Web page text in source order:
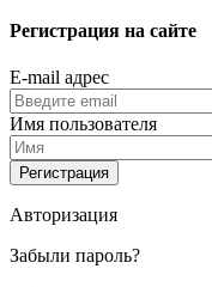
Регистрация на сайте
E-mail адрес
Имя пользователя
Авторизация
Забыли пароль?